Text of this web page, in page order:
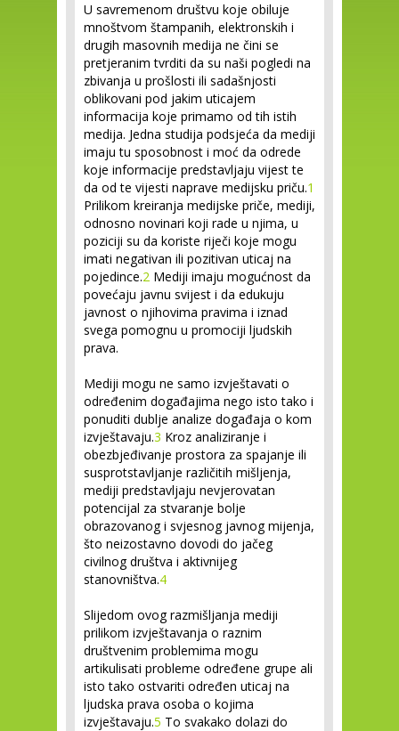
U savremenom društvu koje obiluje
mnoštvom štampanih, elektronskih i
drugih masovnih medija ne čini se
pretjeranim tvrditi da su naši pogledi na
zbivanja u prošlosti ili sadašnjosti
oblikovani pod jakim uticajem
informacija koje primamo od tih istih
medija. Jedna studija podsjeća da mediji
imaju tu sposobnost i moć da odrede
koje informacije predstavljaju vijest te
da od te vijesti naprave medijsku priču.1
Prilikom kreiranja medijske priče, mediji,
odnosno novinari koji rade u njima, u
poziciji su da koriste riječi koje mogu
imati negativan ili pozitivan uticaj na
pojedince.2 Mediji imaju mogućnost da
povećaju javnu svijest i da edukuju
javnost o njihovima pravima i iznad
svega pomognu u promociji ljudskih
prava.
Mediji mogu ne samo izvještavati o
određenim događajima nego isto tako i
ponuditi dublje analize događaja o kom
izvještavaju.3 Kroz analiziranje i
obezbjeđivanje prostora za spajanje ili
susprotstavljanje različitih mišljenja,
mediji predstavljaju nevjerovatan
potencijal za stvaranje bolje
obrazovanog i svjesnog javnog mijenja,
što neizostavno dovodi do jačeg
civilnog društva i aktivnijeg
stanovništva.4
Slijedom ovog razmišljanja mediji
prilikom izvještavanja o raznim
društvenim problemima mogu
artikulisati probleme određene grupe ali
isto tako ostvariti određen uticaj na
ljudska prava osoba o kojima
izvještavaju.5 To svakako dolazi do